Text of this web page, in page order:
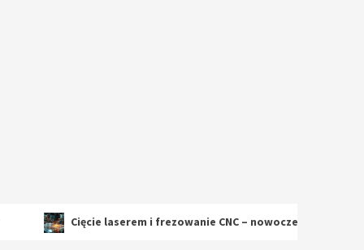
Cięcie laserem i frezowanie CNC – nowoczesne technologie